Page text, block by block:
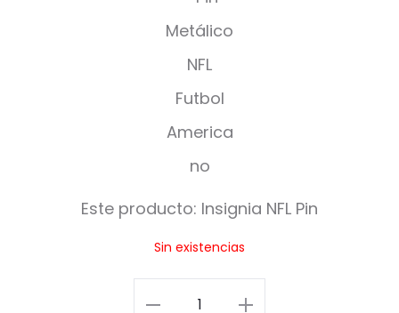
n
s
i
g
n
N
Este producto: Insignia NFL Pin
Sin existencias
Insignia